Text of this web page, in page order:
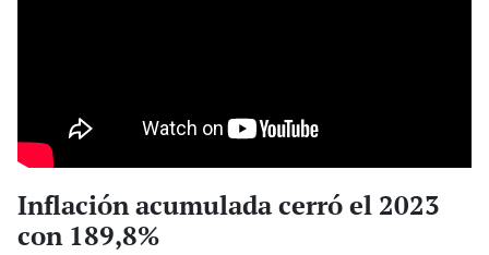
Inflación acumulada cerró el 2023
con 189,8%